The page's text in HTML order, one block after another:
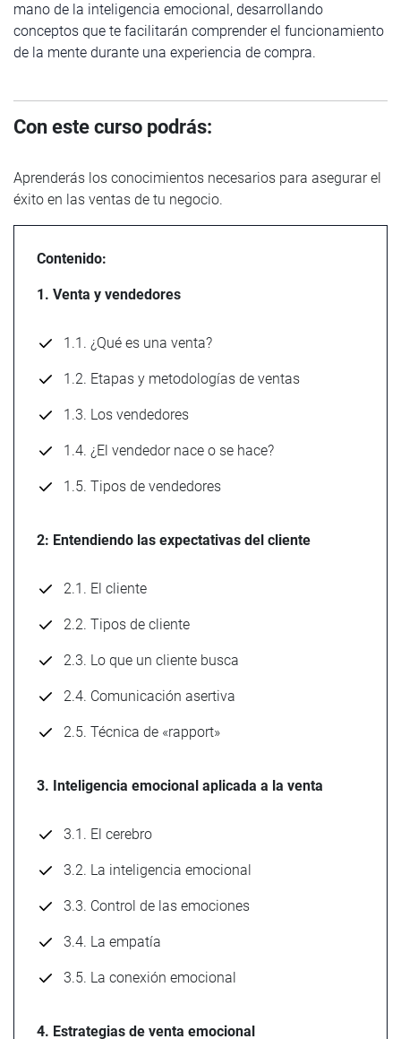
mano de la inteligencia emocional, desarrollando
conceptos que te facilitarán comprender el funcionamiento
de la mente durante una experiencia de compra.
Con este curso podrás:
Aprenderás los conocimientos necesarios para asegurar el
éxito en las ventas de tu negocio.
Contenido:
1. Venta y vendedores
1.1. ¿Qué es una venta?
1.2. Etapas y metodologías de ventas
1.3. Los vendedores
1.4. ¿El vendedor nace o se hace?
1.5. Tipos de vendedores
2: Entendiendo las expectativas del cliente
2.1. El cliente
2.2. Tipos de cliente
2.3. Lo que un cliente busca
2.4. Comunicación asertiva
2.5. Técnica de «rapport»
3. Inteligencia emocional aplicada a la venta
3.1. El cerebro
3.2. La inteligencia emocional
3.3. Control de las emociones
3.4. La empatía
3.5. La conexión emocional
4. Estrategias de venta emocional